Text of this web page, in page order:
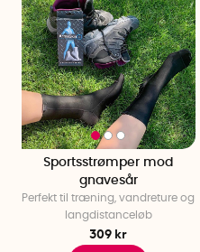
Sportsstrømper mod
gnavesår
Perfekt til træning, vandreture og
langdistanceløb
309 kr